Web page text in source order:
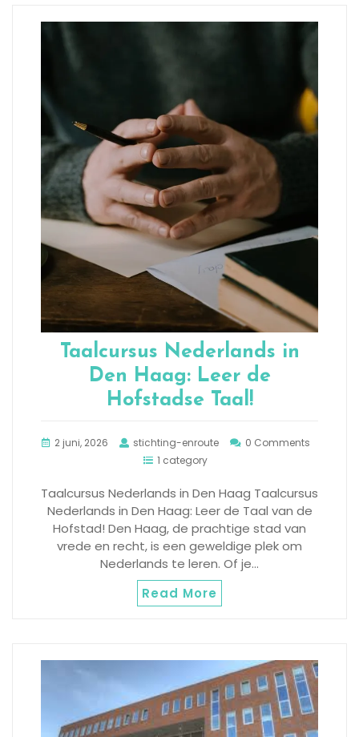
Taalcursus Nederlands in
Den Haag: Leer de
Hofstadse Taal!
2 juni, 2026 stichting-enroute
0 Comments
1 category
Taalcursus Nederlands in Den Haag Taalcursus
Nederlands in Den Haag: Leer de Taal van de
Hofstad! Den Haag, de prachtige stad van
vrede en recht, is een geweldige plek om
Nederlands te leren. Of je…
Read More